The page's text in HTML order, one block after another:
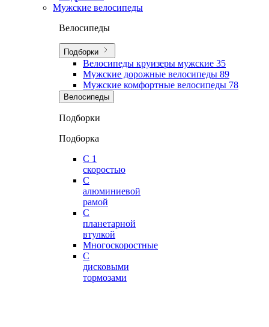
Мужские велосипеды
Велосипеды
Подборки
Велосипеды круизеры мужские 35
Мужские дорожные велосипеды 89
Мужские комфортные велосипеды 78
Велосипеды
Подборки
Подборка
С 1
скоростью
С
алюминиевой
рамой
С
планетарной
втулкой
Многоскоростные
С
дисковыми
тормозами